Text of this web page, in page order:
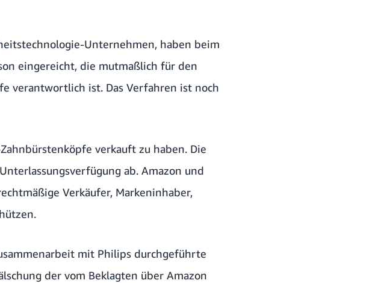
Unternehmen, haben beim
eingereicht, die mutmaßlich für den
verantwortlich ist. Das Verfahren ist noch
verkauft zu haben. Die
ab. Amazon und
Verkäufer, Markeninhaber,
mit Philips durchgeführte
der vom Beklagten über Amazon